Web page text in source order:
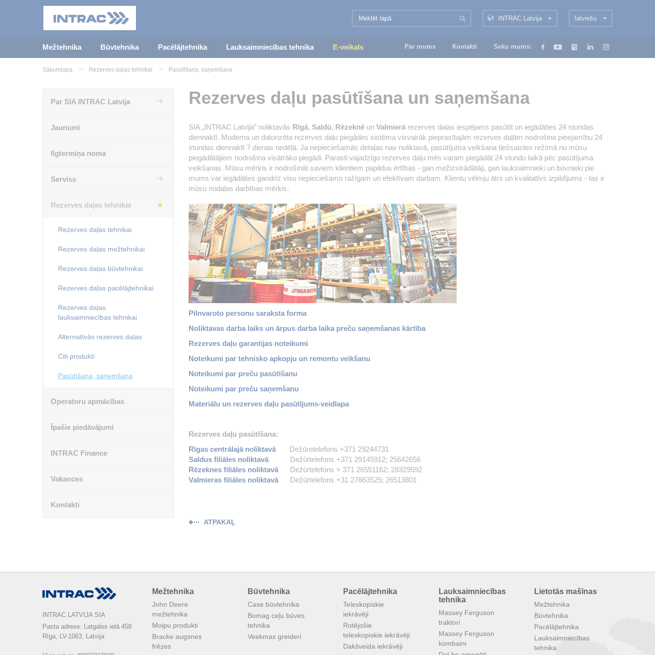
latviešu
INTRAC Latvija
Mežtehnika Būvtehnika Pacēlājtehnika Lauksaimniecības tehnika E-veikals Par mums Kontakti Seko mums:
Sākumlapa Rezerves daļas tehnikai Pasūtīšana, saņemšana
Rezerves daļu pasūtīšana un saņemšana
SIA „INTRAC Latvija” noliktavās Rīgā, Saldū, Rēzeknē un Valmierā rezerves daļas iespējams pasūtīt un iegādāties 24 stundas
diennaktī. Moderna un datorizēta rezerves daļu piegādes sistēma visvairāk pieprasītajām rezerves daļām nodrošina pieejamību 24
stundas diennaktī 7 dienas nedēļā. Ja nepieciešamās detaļas nav noliktavā, pasūtījuma veikšana tiešsaistes režīmā no mūsu
piegādātājiem nodrošina visātrāko piegādi. Parasti vajadzīgo rezerves daļu mēs varam piegādāt 24 stundu laikā pēc pasūtījuma
veikšanas. Mūsu mērķis ir nodrošināt saviem klientiem papildus ērtības - gan mežizstrādātāji, gan lauksaimnieki un būvnieki pie
mums var iegādāties gandrīz visu nepieciešamo ražīgam un efektīvam darbam. Klientu vēlmju ātrs un kvalitatīvs izpildījums - tas ir
mūsu nodaļas darbības mērķis.
Pilnvaroto personu saraksta forma
Noliktavas darba laiks un ārpus darba laika preču saņemšanas kārtība
Rezerves daļu garantijas noteikumi
Noteikumi par tehnisko apkopju un remontu veikšanu
Noteikumi par preču pasūtīšanu
Noteikumi par preču saņemšanu
Materiālu un rezerves daļu pasūtījums-veidlapa
Rezerves daļu pasūtīšana:
Rīgas centrālajā noliktavā Dežūretelefons +371 29244731
Saldus filiāles noliktavā Dežūrtelefons +371 29145912; 25642656
Rēzeknes filiāles noliktavā Dežūrtelefons + 371 26551162; 28329592
Valmieras filiāles noliktavā Dežūrtelefons +31 27863525; 26513801
ATPAKAĻ
Par SIA INTRAC Latvija
Jaunumi
Ilgtermiņa noma
Serviss
Rezerves daļas tehnikai
Rezerves daļas tehnikai
Rezerves daļas mežtehnikai
Rezerves daļas būvtehnikai
Rezerves daļas pacēlājtehnikai
Rezerves daļas
lauksaimniecības tehnikai
Alternatīvās rezerves daļas
Citi produkti
Pasūtīšana, saņemšana
Operatoru apmācības
Īpašie piedāvājumi
INTRAC Finance
Vakances
Kontakti
INTRAC LATVIJA SIA
Pasta adrese: Latgales ielā 458
Rīga, LV-1063, Latvija
Mežtehnika
John Deere
mežtehnika
Moipu produkti
Bracke augsnes
frēzes
Būvtehnika
Case būvtehnika
Bomag ceļu būves
tehnika
Veekmas greideri
Pacēlājtehnika
Teleskopiskie
iekrāvēji
Rotējošie
teleskopiskie iekrāvēji
Dakšveida iekrāvēji
Lauksaimniecības
tehnika
Massey Ferguson
traktori
Massey Ferguson
kombaini
Lietotās mašīnas
Mežtehnika
Būvtehnika
Pacēlājtehnika
Lauksaimniecības
tehnika